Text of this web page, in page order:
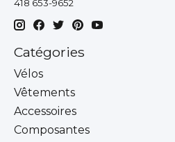
418 653-9652
Catégories
Vélos
Vêtements
Accessoires
Composantes